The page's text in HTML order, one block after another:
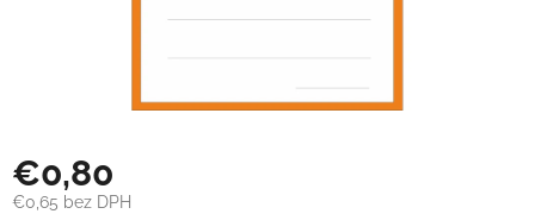
€0,80
€0,65 bez DPH